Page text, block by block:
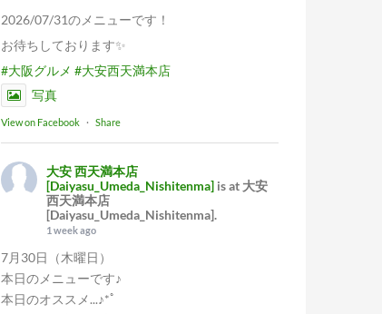
2026/07/31のメニューです！
お待ちしております✨
#大阪グルメ #大安西天満本店
写真
View on Facebook · Share
大安 西天満本店
[Daiyasu_Umeda_Nishitenma] is at 大安
西天満本店
[Daiyasu_Umeda_Nishitenma].
1 week ago
7月30日（木曜日）
本日のメニューです♪
本日のオススメ...♪*ﾟ